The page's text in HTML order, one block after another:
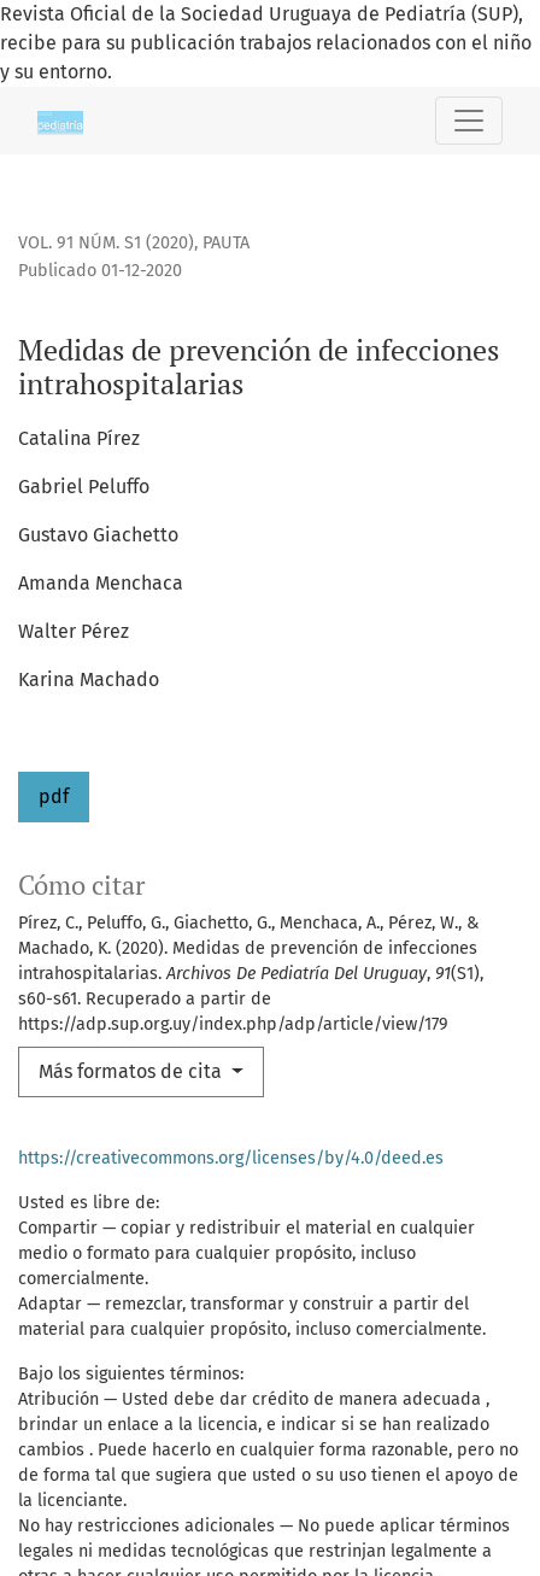
Revista Oficial de la Sociedad Uruguaya de Pediatría (SUP),
recibe para su publicación trabajos relacionados con el niño
y su entorno.
Medidas de prevención de infecciones intrahospitalarias
VOL. 91 NÚM. S1 (2020), PAUTA
Medidas de prevención de infecciones
intrahospitalarias
Publicado 01-12-2020
Catalina Pírez
Gabriel Peluffo
Gustavo Giachetto
Amanda Menchaca
Walter Pérez
Karina Machado
pdf
Cómo citar
Pírez, C., Peluffo, G., Giachetto, G., Menchaca, A., Pérez, W., &
Machado, K. (2020). Medidas de prevención de infecciones
intrahospitalarias.Archivos De Pediatría Del Uruguay, 91(S1),
s60-s61. Recuperado a partir de
https://adp.sup.org.uy/index.php/adp/article/view/179
Más formatos de cita
https://creativecommons.org/licenses/by/4.0/deed.es
Usted es libre de:
Compartir — copiar y redistribuir el material en cualquier
medio o formato para cualquier propósito, incluso
comercialmente.
Adaptar — remezclar, transformar y construir a partir del
material para cualquier propósito, incluso comercialmente.
Bajo los siguientes términos:
Atribución — Usted debe dar crédito de manera adecuada ,
brindar un enlace a la licencia, e indicar si se han realizado
cambios . Puede hacerlo en cualquier forma razonable, pero no
de forma tal que sugiera que usted o su uso tienen el apoyo de
la licenciante.
No hay restricciones adicionales — No puede aplicar términos
legales ni medidas tecnológicas que restrinjan legalmente a